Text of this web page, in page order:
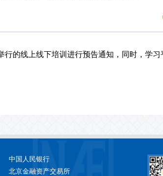
线上线下培训进行预告通知，同时，学习
中国人民银行
北京金融资产交易所